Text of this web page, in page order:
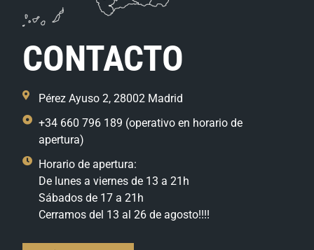
CONTACTO
Pérez Ayuso 2, 28002 Madrid
+34 660 796 189 (operativo en horario de
apertura)
Horario de apertura:
De lunes a viernes de 13 a 21h
Sábados de 17 a 21h
Cerramos del 13 al 26 de agosto!!!!